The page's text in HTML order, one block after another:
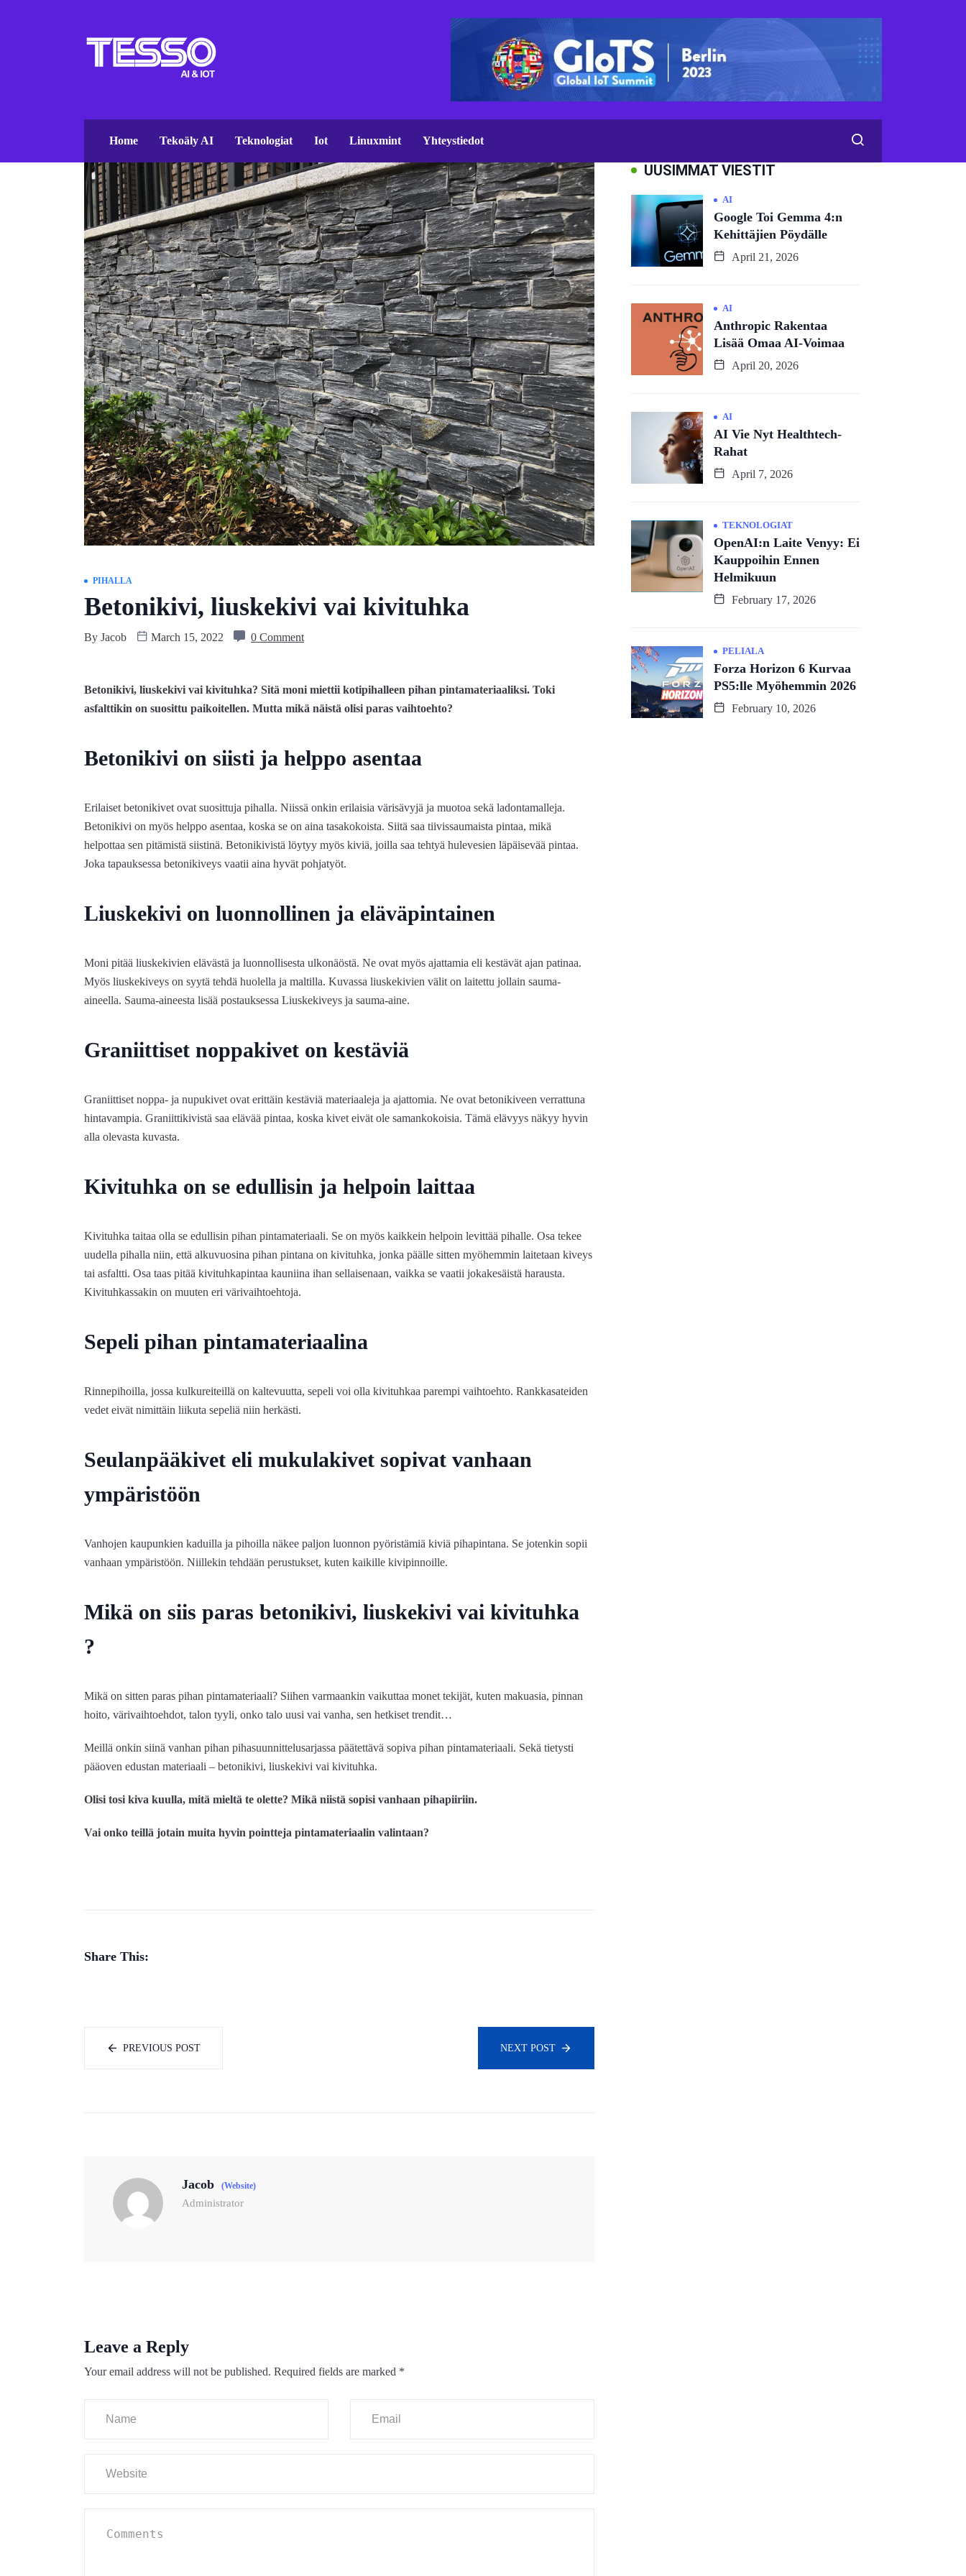
Home Tekoäly AI Teknologiat Iot Linuxmint Yhteystiedot
PIHALLA
Betonikivi, liuskekivi vai kivituhka
By Jacob March 15, 2022 0 Comment
Betonikivi, liuskekivi vai kivituhka? Sitä moni miettii kotipihalleen pihan pintamateriaaliksi. Toki
asfalttikin on suosittu paikoitellen. Mutta mikä näistä olisi paras vaihtoehto?
Betonikivi on siisti ja helppo asentaa
Erilaiset betonikivet ovat suosittuja pihalla. Niissä onkin erilaisia värisävyjä ja muotoa sekä ladontamalleja.
Betonikivi on myös helppo asentaa, koska se on aina tasakokoista. Siitä saa tiivissaumaista pintaa, mikä
helpottaa sen pitämistä siistinä. Betonikivistä löytyy myös kiviä, joilla saa tehtyä hulevesien läpäisevää pintaa.
Joka tapauksessa betonikiveys vaatii aina hyvät pohjatyöt.
Liuskekivi on luonnollinen ja eläväpintainen
Moni pitää liuskekivien elävästä ja luonnollisesta ulkonäöstä. Ne ovat myös ajattamia eli kestävät ajan patinaa.
Myös liuskekiveys on syytä tehdä huolella ja maltilla. Kuvassa liuskekivien välit on laitettu jollain sauma-
aineella. Sauma-aineesta lisää postauksessa Liuskekiveys ja sauma-aine.
Graniittiset noppakivet on kestäviä
Graniittiset noppa- ja nupukivet ovat erittäin kestäviä materiaaleja ja ajattomia. Ne ovat betonikiveen verrattuna
hintavampia. Graniittikivistä saa elävää pintaa, koska kivet eivät ole samankokoisia. Tämä elävyys näkyy hyvin
alla olevasta kuvasta.
Kivituhka on se edullisin ja helpoin laittaa
Kivituhka taitaa olla se edullisin pihan pintamateriaali. Se on myös kaikkein helpoin levittää pihalle. Osa tekee
uudella pihalla niin, että alkuvuosina pihan pintana on kivituhka, jonka päälle sitten myöhemmin laitetaan kiveys
tai asfaltti. Osa taas pitää kivituhkapintaa kauniina ihan sellaisenaan, vaikka se vaatii jokakesäistä harausta.
Kivituhkassakin on muuten eri värivaihtoehtoja.
Sepeli pihan pintamateriaalina
Rinnepihoilla, jossa kulkureiteillä on kaltevuutta, sepeli voi olla kivituhkaa parempi vaihtoehto. Rankkasateiden
vedet eivät nimittäin liikuta sepeliä niin herkästi.
Seulanpääkivet eli mukulakivet sopivat vanhaan
ympäristöön
Vanhojen kaupunkien kaduilla ja pihoilla näkee paljon luonnon pyöristämiä kiviä pihapintana. Se jotenkin sopii
vanhaan ympäristöön. Niillekin tehdään perustukset, kuten kaikille kivipinnoille.
Mikä on siis paras betonikivi, liuskekivi vai kivituhka
?
Mikä on sitten paras pihan pintamateriaali? Siihen varmaankin vaikuttaa monet tekijät, kuten makuasia, pinnan
hoito, värivaihtoehdot, talon tyyli, onko talo uusi vai vanha, sen hetkiset trendit…
Meillä onkin siinä vanhan pihan pihasuunnittelusarjassa päätettävä sopiva pihan pintamateriaali. Sekä tietysti
pääoven edustan materiaali – betonikivi, liuskekivi vai kivituhka.
Olisi tosi kiva kuulla, mitä mieltä te olette? Mikä niistä sopisi vanhaan pihapiiriin.
Vai onko teillä jotain muita hyvin pointteja pintamateriaalin valintaan?
Share This:
PREVIOUS POST NEXT POST
Jacob (Website)
Administrator
Leave a Reply
Your email address will not be published. Required fields are marked *
UUSIMMAT VIESTIT
AI
Google Toi Gemma 4:n
Kehittäjien Pöydälle
April 21, 2026
AI
Anthropic Rakentaa
Lisää Omaa AI-Voimaa
April 20, 2026
AI
AI Vie Nyt Healthtech-
Rahat
April 7, 2026
TEKNOLOGIAT
OpenAI:n Laite Venyy: Ei
Kauppoihin Ennen
Helmikuun
February 17, 2026
PELIALA
Forza Horizon 6 Kurvaa
PS5:lle Myöhemmin 2026
February 10, 2026